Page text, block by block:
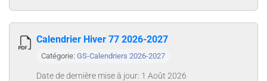
Calendrier Hiver 77 2026-2027
Catégorie: GS-Calendriers 2026-2027
Date de dernière mise à jour: 1 Août 2026